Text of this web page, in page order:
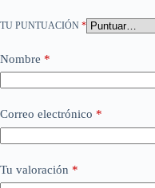
TU PUNTUACIÓN *
Nombre *
Correo electrónico *
Tu valoración *